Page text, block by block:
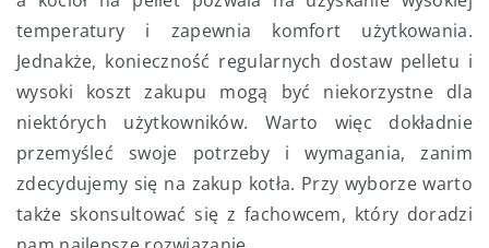
temperatury i zapewnia komfort użytkowania.
Jednakże, konieczność regularnych dostaw pelletu i
wysoki koszt zakupu mogą być niekorzystne dla
niektórych użytkowników. Warto więc dokładnie
przemyśleć swoje potrzeby i wymagania, zanim
zdecydujemy się na zakup kotła. Przy wyborze warto
także skonsultować się z fachowcem, który doradzi